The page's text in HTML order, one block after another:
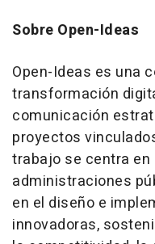
Sobre Open-Ideas
Open-Ideas es una
transformación
comunicación
proyectos
trabajo se centra
administraciones
en el diseño e
innovadoras,